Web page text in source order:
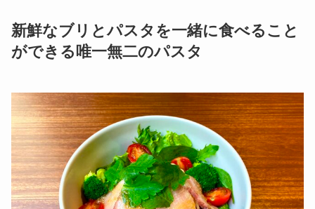
新鮮なブリとパスタを一緒に食べること
ができる唯一無二のパスタ